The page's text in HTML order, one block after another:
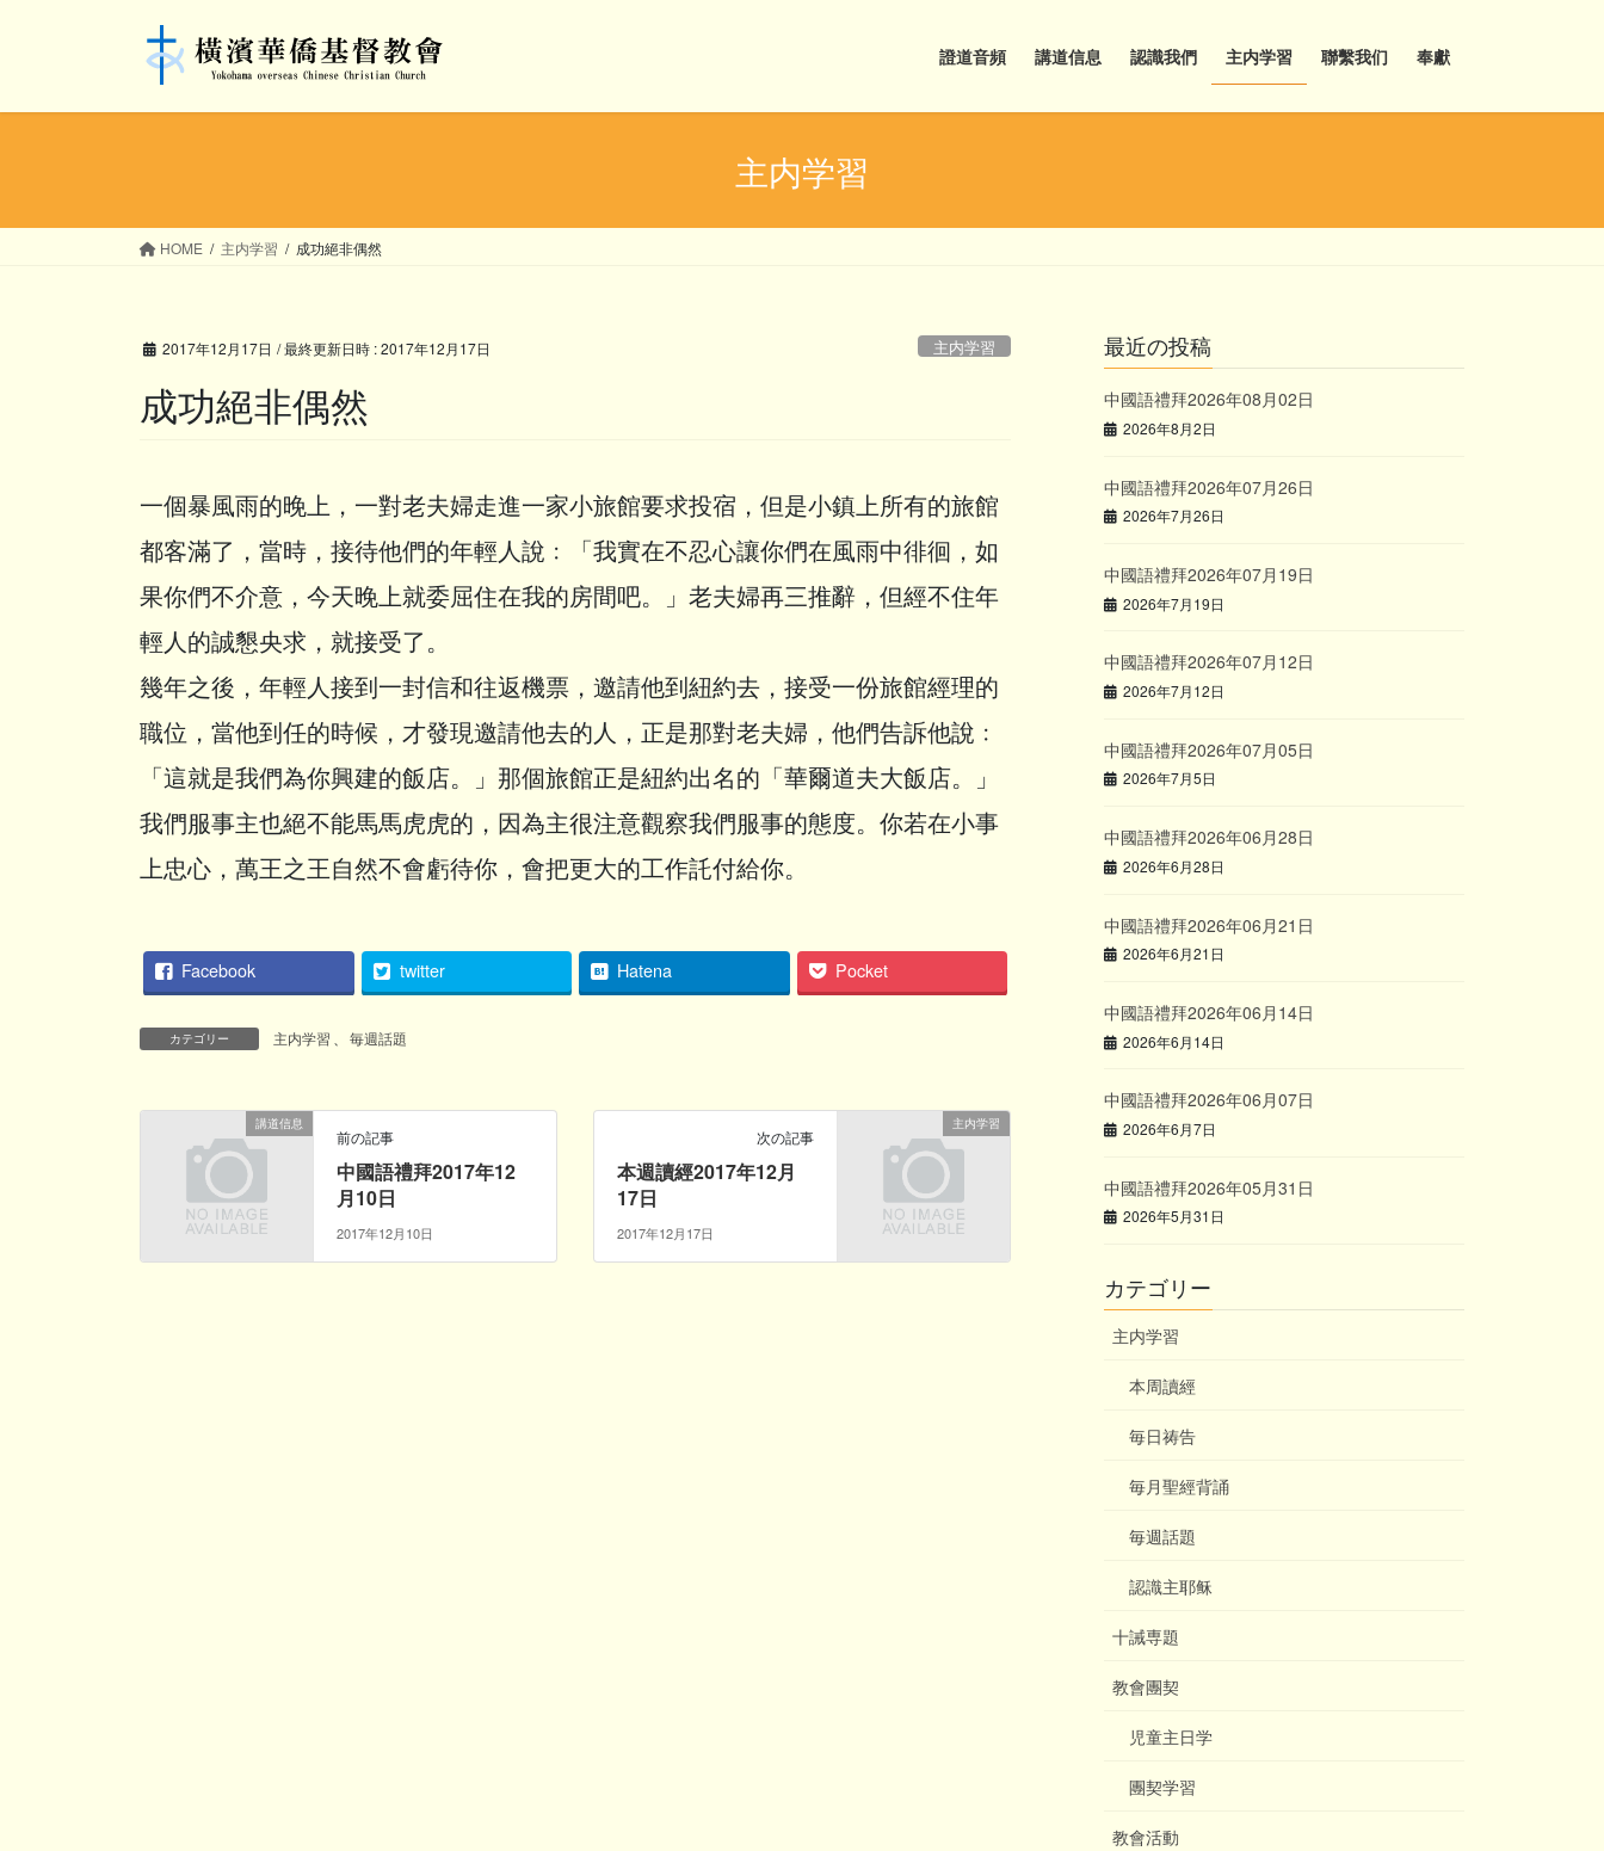
證道音頻 講道信息 認識我們 主内学習 聯繫我们 奉獻
主内学習
HOME 主内学習 成功絕非偶然
2017年12月17日 / 最終更新日時 :2017年12月17日 主内学習
成功絕非偶然
一個暴風雨的晚上，一對老夫婦走進一家小旅館要求投宿，但是小鎮上所有的旅館
都客滿了，當時，接待他們的年輕人說﹕「我實在不忍心讓你們在風雨中徘徊，如
果你們不介意，今天晚上就委屈住在我的房間吧。」老夫婦再三推辭，但經不住年
輕人的誠懇央求，就接受了。
幾年之後，年輕人接到一封信和往返機票，邀請他到紐約去，接受一份旅館經理的
職位，當他到任的時候，才發現邀請他去的人，正是那對老夫婦，他們告訴他說﹕
「這就是我們為你興建的飯店。」那個旅館正是紐約出名的「華爾道夫大飯店。」
我們服事主也絕不能馬馬虎虎的，因為主很注意觀察我們服事的態度。你若在小事
上忠心，萬王之王自然不會虧待你，會把更大的工作託付給你。
Facebook twitter Hatena Pocket
カテゴリー 主内学習 毎週話題
講道信息
前の記事
中國語禮拜2017年12
月10日
2017年12月10日
主内学習
次の記事
本週讀經2017年12月
17日
2017年12月17日
最近の投稿
中國語禮拜2026年08月02日
2026年8月2日
中國語禮拜2026年07月26日
2026年7月26日
中國語禮拜2026年07月19日
2026年7月19日
中國語禮拜2026年07月12日
2026年7月12日
中國語禮拜2026年07月05日
2026年7月5日
中國語禮拜2026年06月28日
2026年6月28日
中國語禮拜2026年06月21日
2026年6月21日
中國語禮拜2026年06月14日
2026年6月14日
中國語禮拜2026年06月07日
2026年6月7日
中國語禮拜2026年05月31日
2026年5月31日
カテゴリー
主内学習
本周讀經
毎日祷告
毎月聖經背誦
毎週話題
認識主耶稣
十誡専題
教會團契
児童主日学
團契学習
教會活動